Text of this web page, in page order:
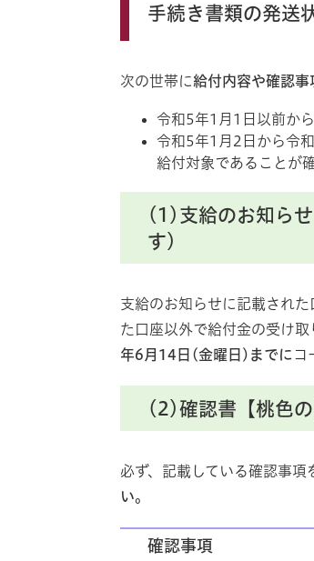
手続き書類の発送
次の世帯に給付内容や確認
令和5年1月1日以前か
令和5年1月2日から令
給付対象であることが
(1)支給のお知ら
す)
支給のお知らせに記載された
た口座以外で給付金の受け
年6月14日(金曜日)までに コ
(2)確認書【桃色
必ず、記載している確認事
い。
確認事項